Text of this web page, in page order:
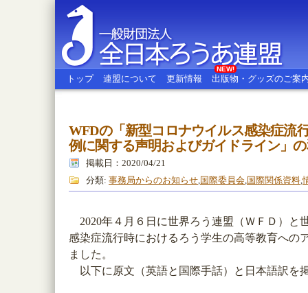
全日本ろうあ連盟
トップ 連盟について 更新情報 出版物・グッズのご案
NEW!
WFDの「新型コロナウイルス感染症流
例に関する声明およびガイドライン」
掲載日：2020/04/21
分類: 事務局からのお知らせ,国際委員会,国際関係資料,
2020年４月６日に世界ろう連盟（ＷＦＤ）と
感染症流行時におけるろう学生の高等教育への
ました。
以下に原文（英語と国際手話）と日本語訳を